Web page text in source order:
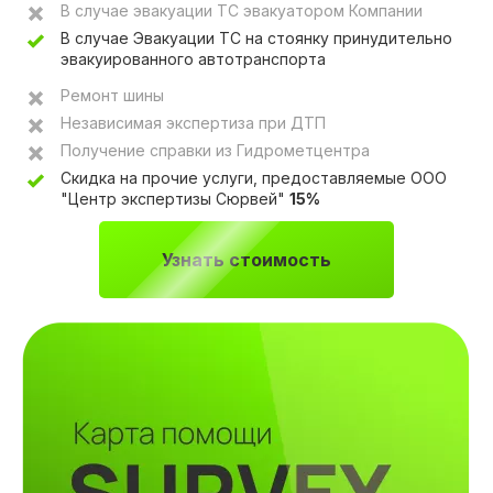
В случае эвакуации ТС эвакуатором Компании
В случае Эвакуации ТС на стоянку принудительно
эвакуированного автотранспорта
Ремонт шины
Независимая экспертиза при ДТП
Получение справки из Гидрометцентра
Скидка на прочие услуги, предоставляемые ООО
"Центр экспертизы Сюрвей" 15%
Узнать стоимость